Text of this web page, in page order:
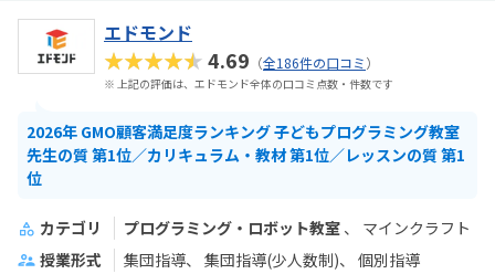
エドモンド
★★★★★4.69 （全186件の口コミ）
※ 上記の評価は、エドモンド全体の口コミ点数・件数です
2026年 GMO顧客満足度ランキング 子どもプログラミング教室
先生の質 第1位／カリキュラム・教材 第1位／レッスンの質 第1
位
カテゴリ プログラミング・ロボット教室
マインクラフト
授業形式
集団指導 集団指導(少人数制)
個別指導